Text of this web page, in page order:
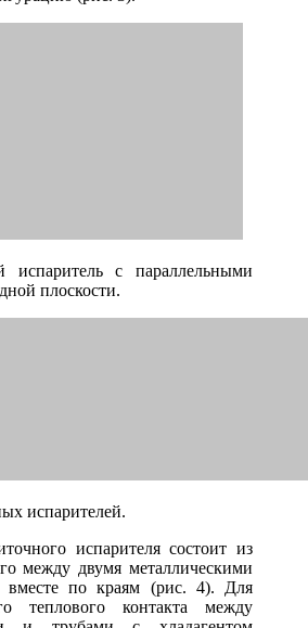
с параллельными
плоскости.
испарителей.
испарителя состоит из
между двумя металлическими
вместе по краям (рис. 4). Для
теплового контакта между